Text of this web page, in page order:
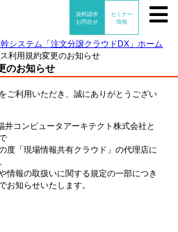
システム「注文分譲クラウドDX」ホーム
ス利用規約変更のお知らせ
のお知らせ
ご利用いただき、誠にありがとうござい
コンピュータアーキテクト株式会社と
度「現場情報共有クラウド」の代理店に
情報の取扱いに関する規定の一部につき
お知らせいたします。